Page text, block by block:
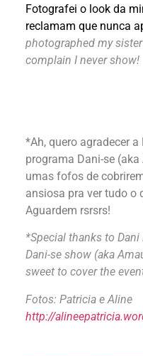
Fotografei o look da
reclamam que nunca
photographed my
complain I never show!
*Ah, quero agradecer
programa Dani-se
umas fofos de
ansiosa pra ver tudo o
Aguardem rsrsrs!
*Special thanks to
Dani-se show (aka
sweet to cover the
Fotos: Patricia e Aline
http://